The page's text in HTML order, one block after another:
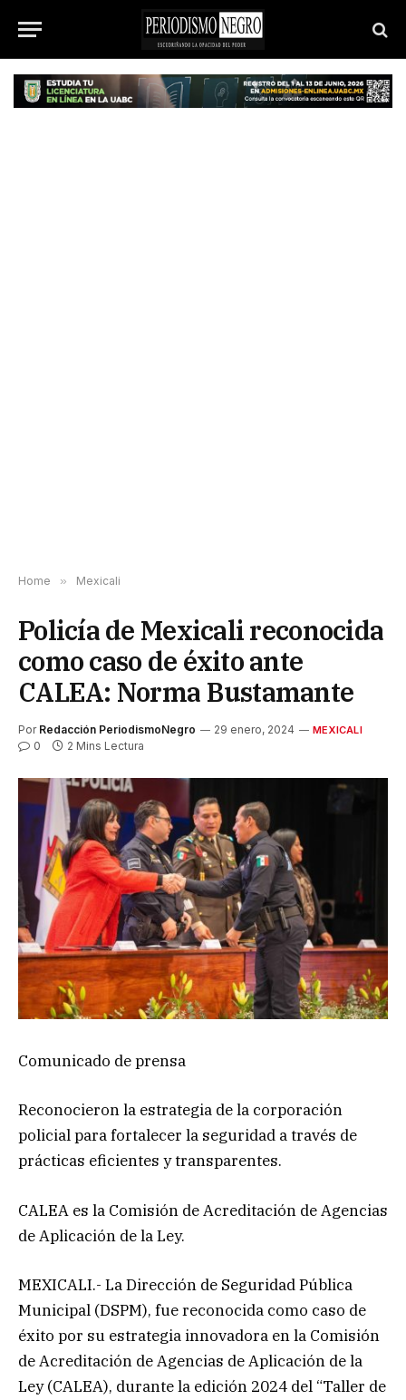
Home » Mexicali
Policía de Mexicali reconocida
como caso de éxito ante
CALEA: Norma Bustamante
Por Redacción PeriodismoNegro 29 enero, 2024 MEXICALI
0 2 Mins Lectura
Comunicado de prensa
Reconocieron la estrategia de la corporación
policial para fortalecer la seguridad a través de
prácticas eficientes y transparentes.
CALEA es la Comisión de Acreditación de Agencias
de Aplicación de la Ley.
MEXICALI.- La Dirección de Seguridad Pública
Municipal (DSPM), fue reconocida como caso de
éxito por su estrategia innovadora en la Comisión
de Acreditación de Agencias de Aplicación de la
Ley (CALEA), durante la edición 2024 del “Taller de